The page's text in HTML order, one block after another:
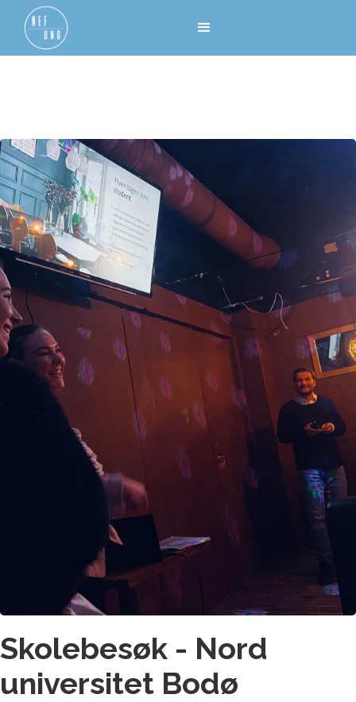
Skolebesøk - Nord
universitet Bodø